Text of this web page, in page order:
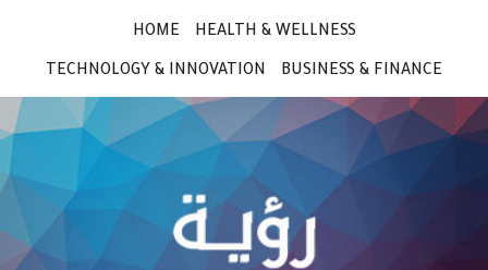
HOME HEALTH & WELLNESS
TECHNOLOGY & INNOVATION BUSINESS & FINANCE